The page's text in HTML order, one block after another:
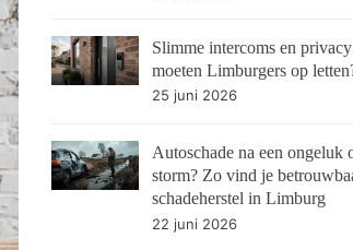
Slimme intercoms en
moeten Limburgers op
25 juni 2026
Autoschade na een ongeluk
storm? Zo vind je
schadeherstel in Limburg
22 juni 2026